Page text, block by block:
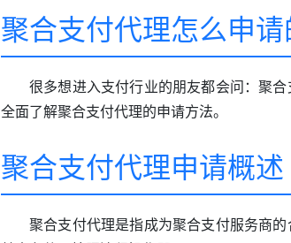
聚合支付代理怎么申请
很多想进入支付行业的朋友都会问：聚
全面了解聚合支付代理的申请方法。
聚合支付代理申请概述
聚合支付代理是指成为聚合支付服务商